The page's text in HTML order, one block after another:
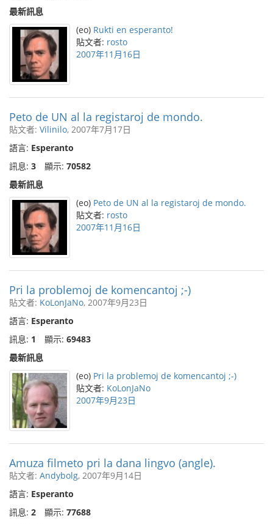
最新訊息
(eo) Rukti en esperanto!
貼文者: rosto
2007年11月16日
Peto de UN al la registaroj de mondo.
貼文者: Vilinilo, 2007年7月17日
語言: Esperanto
訊息: 3 顯示: 70582
最新訊息
(eo) Peto de UN al la registaroj de mondo.
貼文者: rosto
2007年11月16日
Pri la problemoj de komencantoj ;-)
貼文者: KoLonJaNo, 2007年9月23日
語言: Esperanto
訊息: 1 顯示: 69483
最新訊息
(eo) Pri la problemoj de komencantoj ;-)
貼文者: KoLonJaNo
2007年9月23日
Amuza filmeto pri la dana lingvo (angle).
貼文者: Andybolg, 2007年9月14日
語言: Esperanto
訊息: 2 顯示: 77688